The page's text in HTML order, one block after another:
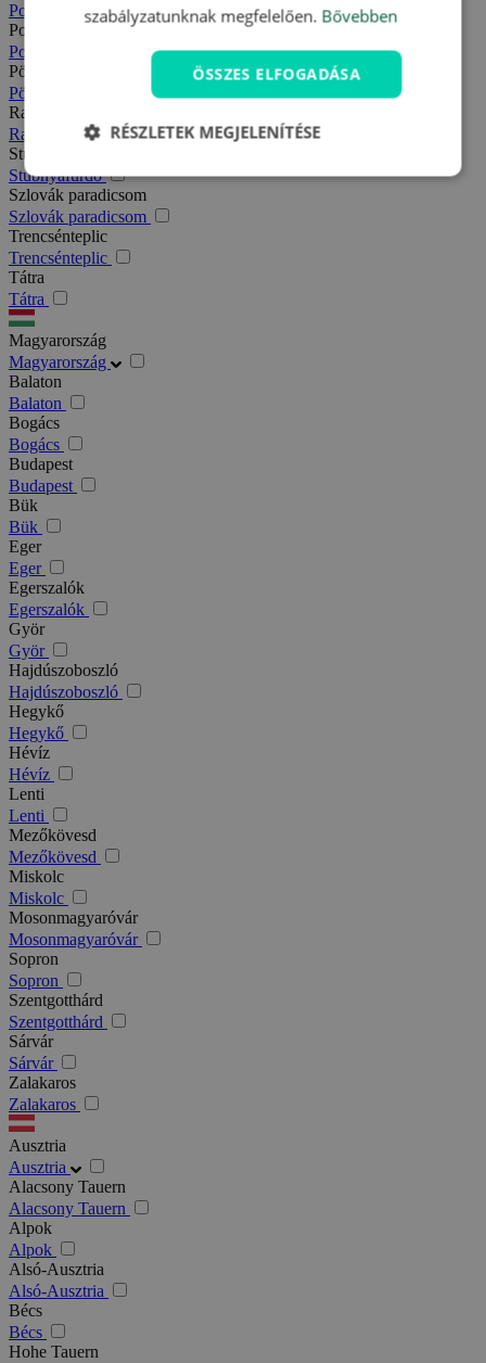
Podhajska
Pozsony
Pozsony
Pöstyén
Pöstyén
Rajecfürdő
Rajecfürdő
Stubnyafürdő
Stubnyafürdő
Szlovák paradicsom
Szlovák paradicsom
Trencsénteplic
Trencsénteplic
Tátra
Tátra
Magyarország
Magyarország
Balaton
Balaton
Bogács
Bogács
Budapest
Budapest
Bük
Bük
Eger
Eger
Egerszalók
Egerszalók
Györ
Györ
Hajdúszoboszló
Hajdúszoboszló
Hegykő
Hegykő
Hévíz
Hévíz
Lenti
Lenti
Mezőkövesd
Mezőkövesd
Miskolc
Miskolc
Mosonmagyaróvár
Mosonmagyaróvár
Sopron
Sopron
Szentgotthárd
Szentgotthárd
Sárvár
Sárvár
Zalakaros
Zalakaros
Ausztria
Ausztria
Alacsony Tauern
Alacsony Tauern
Alpok
Alpok
Alsó-Ausztria
Alsó-Ausztria
Bécs
Bécs
Hohe Tauern
szabályzatunknak megfelelően. Bővebben
ÖSSZES ELFOGADÁSA
RÉSZLETEK MEGJELENÍTÉSE